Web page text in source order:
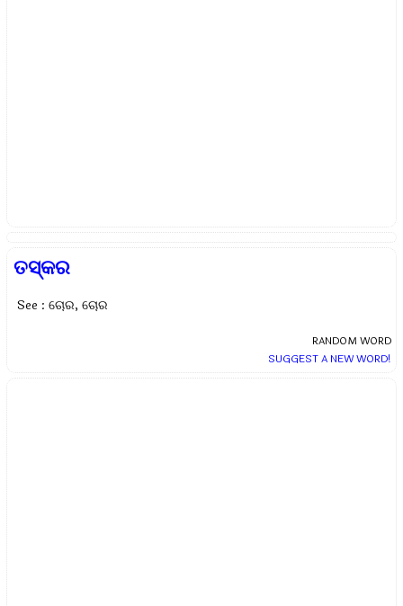
ତସ୍କର
See : ଚୋର, ଚୋର
RANDOM WORD
SUGGEST A NEW WORD!